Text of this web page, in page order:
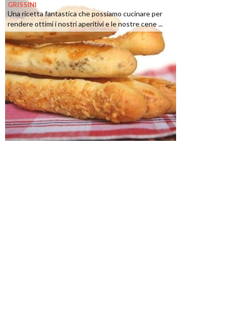
GRISSINI
Una ricetta fantastica che possiamo cucinare per
rendere ottimi i nostri aperitivi e le nostre cene ...